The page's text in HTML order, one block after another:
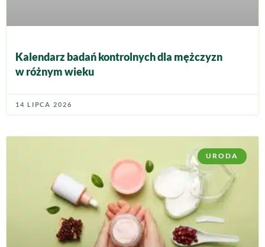
Kalendarz badań kontrolnych dla mężczyzn
w różnym wieku
14 LIPCA 2026
URODA